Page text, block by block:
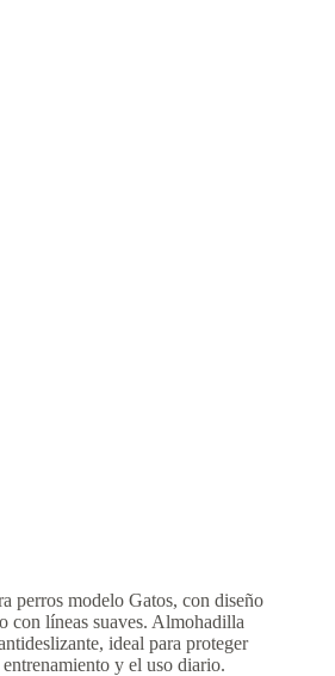
perros modelo Gatos, con diseño
con líneas suaves. Almohadilla
ideal para proteger
y el uso diario.